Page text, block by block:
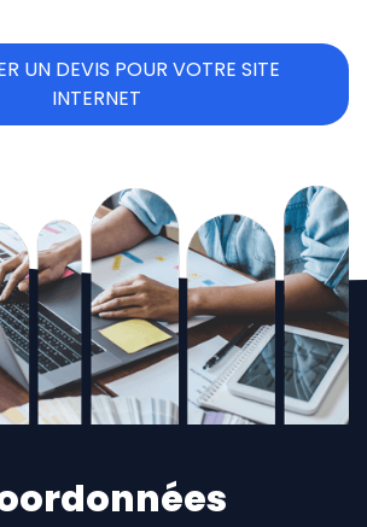
UN DEVIS POUR VOTRE SITE
INTERNET